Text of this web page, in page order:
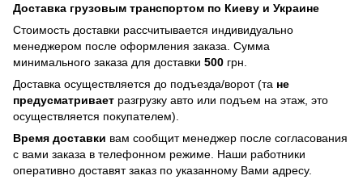
Доставка грузовым транспортом по Киеву и Украине
Стоимость доставки рассчитывается индивидуально
менеджером после оформления заказа. Сумма
минимального заказа для доставки 500 грн.
Доставка осуществляется до подъезда/ворот (та не
предусматривает разгрузку авто или подъем на этаж, это
осуществляется покупателем).
Время доставки вам сообщит менеджер после согласования
с вами заказа в телефонном режиме. Наши работники
оперативно доставят заказ по указанному Вами адресу.